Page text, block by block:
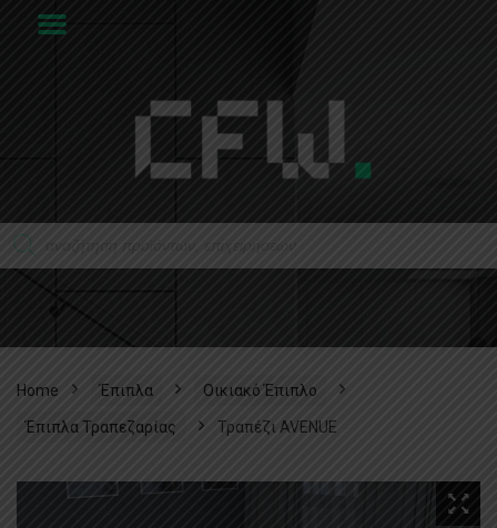
Home Έπιπλα Οικιακό Έπιπλο
Έπιπλα Τραπεζαρίας​ Τραπέζι AVENUE